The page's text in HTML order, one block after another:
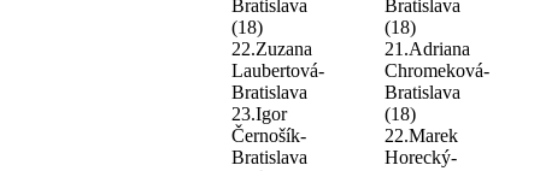
Bratislava
(18)
22.Zuzana
Laubertová-
Bratislava
23.Igor
Černošík-
Bratislava
Bratislava
(18)
21.Adriana
Chromeková-
Bratislava
(18)
22.Marek
Horecký-